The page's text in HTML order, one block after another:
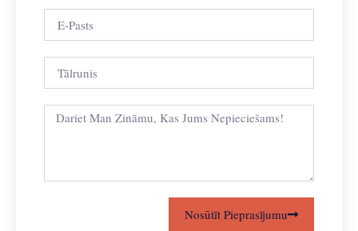
Nosūtīt Pieprasījumu